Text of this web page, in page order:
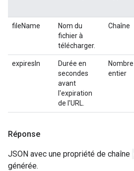
fileName
Nom du
fichier à
télécharger.
Chaîne
expiresIn
Durée en
secondes
avant
l'expiration
de l'URL.
Nombre
entier
Réponse
JSON avec une propriété de chaîne
générée.